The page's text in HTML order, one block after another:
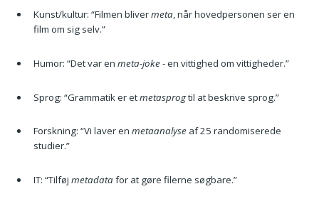
Kunst/kultur: “Filmen blivermeta, når hovedpersonen ser en
film om sig selv.”
Humor: “Det var en meta-joke- en vittighed om vittigheder.”
Sprog: “Grammatik er etmetasprogtil at beskrive sprog.”
Forskning: “Vi laver en metaanalyseaf 25 randomiserede
studier.”
IT: “Tilføj metadatafor at gøre filerne søgbare.”